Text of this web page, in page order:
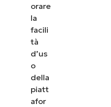
orare
la
facili
tà
d’us
o
della
piatt
afor